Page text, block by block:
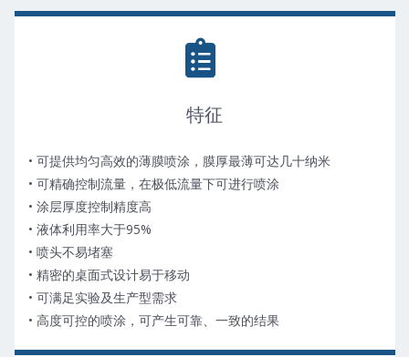
特征
• 可提供均匀高效的薄膜喷涂，膜厚最薄可达几十纳米
• 可精确控制流量，在极低流量下可进行喷涂
• 涂层厚度控制精度高
• 液体利用率大于95%
• 喷头不易堵塞
• 精密的桌面式设计易于移动
• 可满足实验及生产型需求
• 高度可控的喷涂，可产生可靠、一致的结果